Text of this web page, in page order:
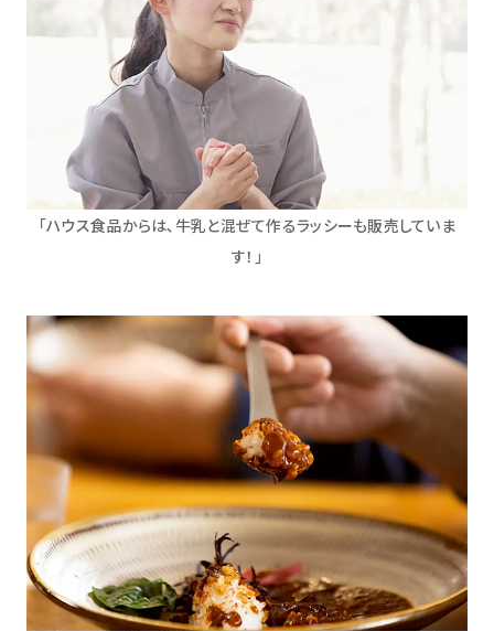
｢ハウス食品からは､牛乳と混ぜて作るラッシーも販売していま
す！｣